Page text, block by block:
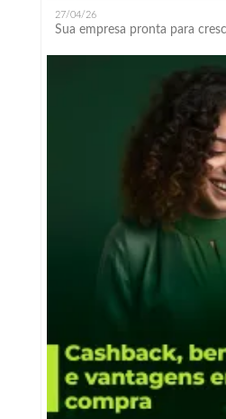
27/04/26
Sua empresa pronta para